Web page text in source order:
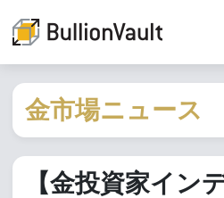
金市場ニュース
【金投資家イン